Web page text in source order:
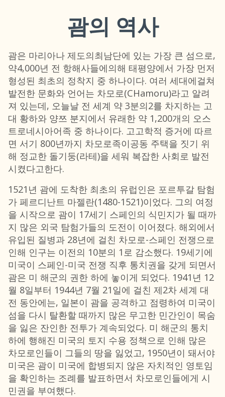
괌의 역사
괌은 마리아나 제도의최남단에 있는 가장 큰 섬으로,
약4,000년 전 항해사들에의해 태평양에서 가장 먼저
형성된 최초의 정착지 중 하나이다. 여러 세대에걸쳐
발전한 문화와 언어는 차모로(CHamoru)라고 알려
져 있는데, 오늘날 전 세계 약 3분의2를 차지하는 고
대 황하와 양쯔 분지에서 유래한 약 1,200개의 오스
트로네시아어족 중 하나이다. 고고학적 증거에 따르
면 서기 800년까지 차모로족이공동 주택을 짓기 위
해 정교한 돌기둥(라테)을 세워 복잡한 사회로 발전
시켰다고한다.
1521년 괌에 도착한 최초의 유럽인은 포르투갈 탐험
가 페르디난트 마젤란(1480-1521)이었다. 그의 여정
을 시작으로 괌이 17세기 스페인의 식민지가 될 때까
지 많은 외국 탐험가들의 도전이 이어졌다. 해외에서
유입된 질병과 28년에 걸친 차모로-스페인 전쟁으로
인해 인구는 이전의 10분의 1로 감소했다. 19세기에
미국이 스페인-미국 전쟁 직후 통치권을 갖게 되면서
괌은 미 해군의 권한 하에 놓이게 되었다. 1941년 12
월 8일부터 1944년 7월 21일에 걸친 제2차 세계 대
전 동안에는, 일본이 괌을 공격하고 점령하여 미국이
섬을 다시 탈환할 때까지 많은 무고한 민간인이 목숨
을 잃은 잔인한 전투가 계속되었다. 미 해군의 통치
하에 행해진 미국의 토지 수용 정책으로 인해 많은
차모로인들이 그들의 땅을 잃었고, 1950년이 돼서야
미국은 괌이 미국에 합병되지 않은 자치적인 영토임
을 확인하는 조례를 발표하면서 차모로인들에게 시
민권을 부여했다.